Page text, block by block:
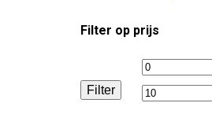
Filter op prijs
Min.
prijs
Filter